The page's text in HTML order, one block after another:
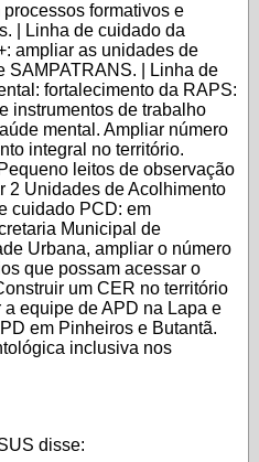
formativos e
| Linha de cuidado da
ampliar as unidades de
SAMPATRANS. | Linha de
fortalecimento da RAPS:
instrumentos de trabalho
mental. Ampliar número
integral no território.
leitos de observação
2 Unidades de Acolhimento
cuidado PCD: em
Municipal de
Urbana, ampliar o número
que possam acessar o
um CER no território
equipe de APD na Lapa e
em Pinheiros e Butantã.
inclusiva nos
disse: